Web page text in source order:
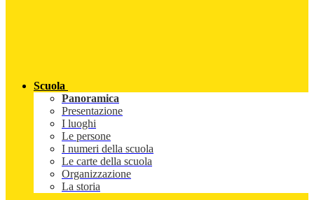
Scuola
Panoramica
Presentazione
I luoghi
Le persone
I numeri della scuola
Le carte della scuola
Organizzazione
La storia